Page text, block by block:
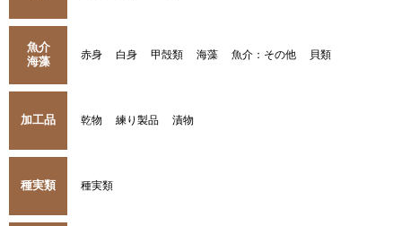
魚介
海藻
赤身 白身 甲殻類 海藻 魚介：その他 貝類
加工品 乾物 練り製品 漬物
種実類 種実類